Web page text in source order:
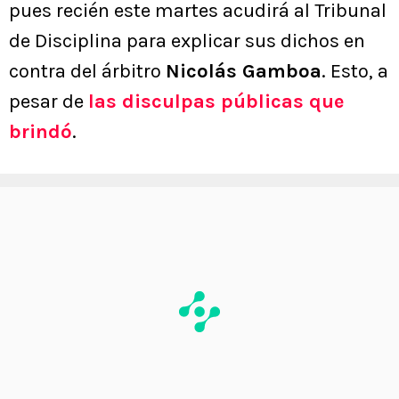
pues recién este martes acudirá al Tribunal
de Disciplina para explicar sus dichos en
contra del árbitro Nicolás Gamboa. Esto, a
pesar de las disculpas públicas que
brindó.